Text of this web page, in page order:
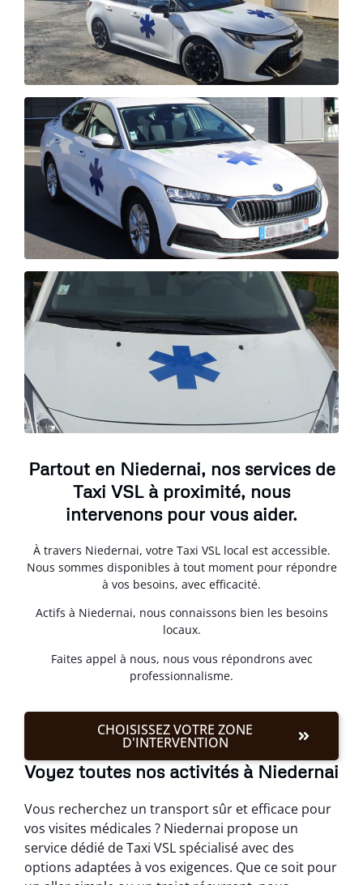
Partout en Niedernai, nos services de
Taxi VSL à proximité, nous
intervenons pour vous aider.
À travers Niedernai, votre Taxi VSL local est accessible.
Nous sommes disponibles à tout moment pour répondre
à vos besoins, avec efficacité.
Actifs à Niedernai, nous connaissons bien les besoins
locaux.
Faites appel à nous, nous vous répondrons avec
professionnalisme.
CHOISISSEZ VOTRE ZONE
D'INTERVENTION
Voyez toutes nos activités à Niedernai
Vous recherchez un transport sûr et efficace pour
vos visites médicales ? Niedernai propose un
service dédié de Taxi VSL spécialisé avec des
options adaptées à vos exigences. Que ce soit pour